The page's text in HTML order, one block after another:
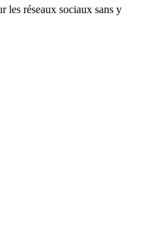
les réseaux sociaux sans y